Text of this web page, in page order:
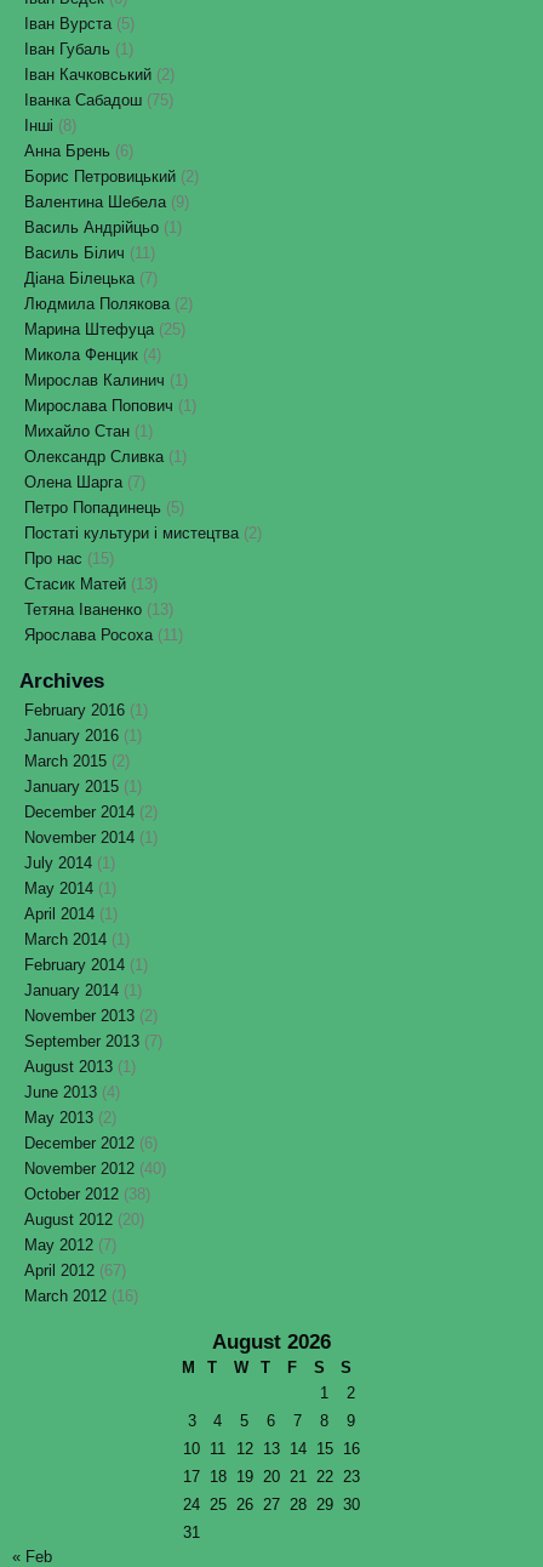
Іван Вурста(5)
Іван Губаль (1)
Іван Качковський (2)
Іванка Сабадош (75)
Інші (8)
Анна Брень (6)
Борис Петровицький (2)
Валентина Шебела(9)
Василь Андрійцьо (1)
Василь Білич (11)
Діана Білецька(7)
Людмила Полякова(2)
Марина Штефуца(25)
Микола Фенцик (4)
Мирослав Калинич (1)
Мирослава Попович (1)
Михайло Стан (1)
Олександр Сливка(1)
Олена Шарга(7)
Петро Попадинець (5)
Постаті культури і мистецтва(2)
Про нас (15)
Стасик Матей (13)
Тетяна Іваненко (13)
Ярослава Росоха(11)
Archives
February 2016 (1)
January 2016 (1)
March 2015 (2)
January 2015 (1)
December 2014 (2)
November 2014 (1)
July 2014 (1)
May 2014 (1)
April 2014 (1)
March 2014 (1)
February 2014 (1)
January 2014 (1)
November 2013 (2)
September 2013 (7)
August 2013 (1)
June 2013 (4)
May 2013 (2)
December 2012 (6)
November 2012 (40)
October 2012 (38)
August 2012 (20)
May 2012 (7)
April 2012 (67)
March 2012 (16)
August 2026
M T W T F S
S
1
2
3
4 5 6 7 8
9
10 11 12 13 14 15
16
17 18 19 20 21 22 23
24 25 26 27 28 29 30
31
« Feb